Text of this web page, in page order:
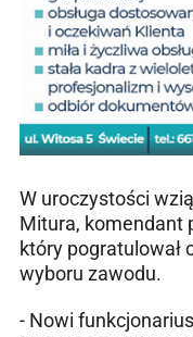
W uroczystości
Mitura, komendant
który pogratulował
wyboru zawodu.
- Nowi